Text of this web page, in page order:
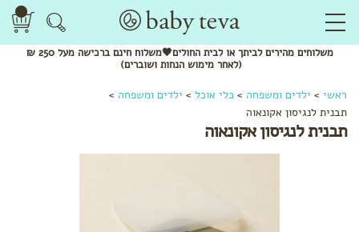
משלוחיםמהיריםלביתך או לבית החולים🖤משלוחחינם
ברכישה מעל 250 ₪
(לאחר מימוש הנחות ושוברים)
ראשי > ילדים ומשפחה > כלי אוכל > ילדים ומשפחה >
תבנית לנגיסון אקונאוה
תבנית לנגיסון אקונאוה